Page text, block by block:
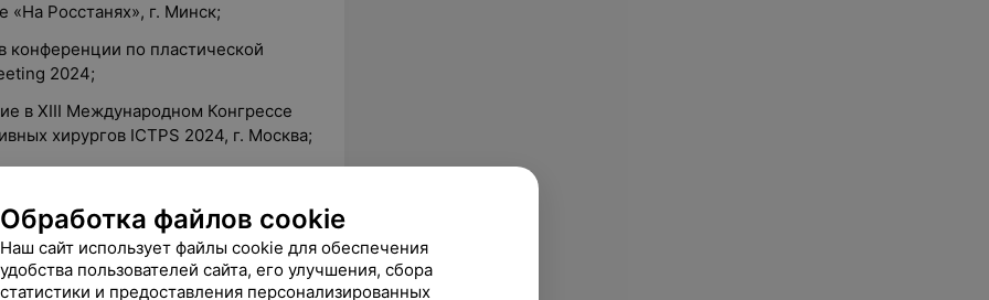
«На Росстанях», г. Минск;
по пластической
2024;
в XIII Международном Конгрессе
хирургов ICTPS 2024, г. Москва;
в Летнем конгрессе
хирургия и косметология», г. Санкт-
С. В. «Маммопластика с
вертикальная, В-доступ,
Обработка файлов cookie
Наш сайт использует файлы cookie для обеспечения
удобства пользователей сайта, его улучшения, сбора
статистики и предоставления персонализированных